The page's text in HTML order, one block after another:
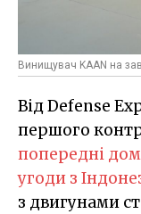
Винищувач KAAN на
Від Defense
першого
попередні
угоди з
з двигунами